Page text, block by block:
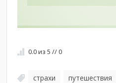
0.0из5 // 0
страхи путешествия